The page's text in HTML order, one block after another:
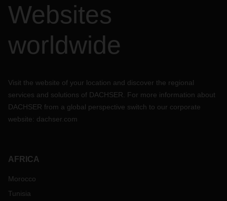
Websites
worldwide
Visit the website of your location and discover the regional
services and solutions of DACHSER. For more information about
DACHSER from a global perspective switch to our corporate
website: dachser.com
AFRICA
Morocco
Tunisia